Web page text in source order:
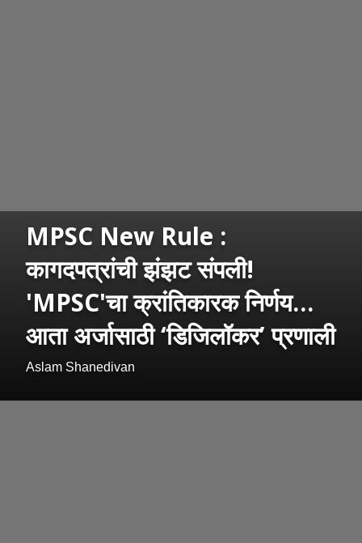
MPSC New Rule :
कागदपत्रांची झंझट संपली!
'MPSC'चा क्रांतिकारक निर्णय…
आता अर्जासाठी ‘डिजिलॉकर’ प्रणाली
Aslam Shanedivan